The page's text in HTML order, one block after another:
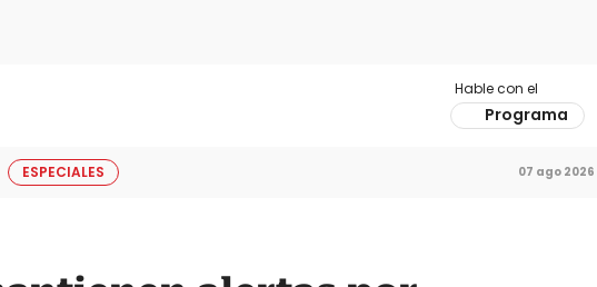
Hable con el
Programa
ESPECIALES 07 ago 2026